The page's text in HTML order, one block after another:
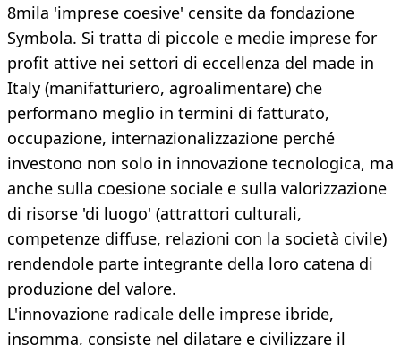
8mila 'imprese coesive' censite da fondazione
Symbola. Si tratta di piccole e medie imprese for
profit attive nei settori di eccellenza del made in
Italy (manifatturiero, agroalimentare) che
performano meglio in termini di fatturato,
occupazione, internazionalizzazione perché
investono non solo in innovazione tecnologica, ma
anche sulla coesione sociale e sulla valorizzazione
di risorse 'di luogo' (attrattori culturali,
competenze diffuse, relazioni con la società civile)
rendendole parte integrante della loro catena di
produzione del valore.
L'innovazione radicale delle imprese ibride,
insomma, consiste nel dilatare e civilizzare il